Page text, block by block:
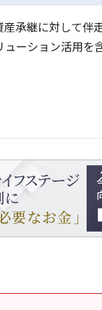
承継に対して伴走
ーション活用